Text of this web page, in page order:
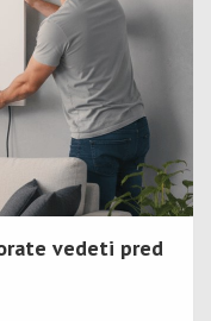
vedeti pred